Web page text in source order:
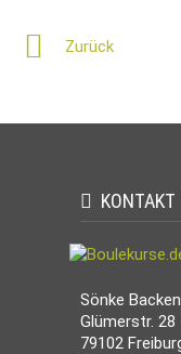
Zurück
KONTAKT
Sönke
Glümerstr. 28
79102